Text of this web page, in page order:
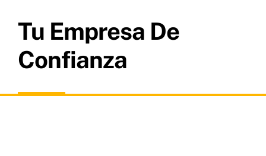
Tu Empresa De
Confianza